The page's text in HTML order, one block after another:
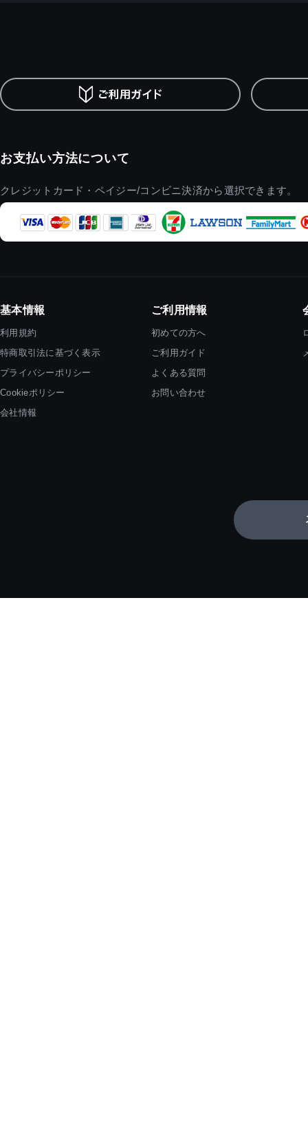
お支払い方法について
クレジットカード・ペイジー/コンビニ決済から選択できます。
基本情報
利用規約
特商取引法に基づく表示
プライバシーポリシー
Cookieポリシー
会社情報
ご利用情報
初めての方へ
ご利用ガイド
よくある質問
お問い合わせ